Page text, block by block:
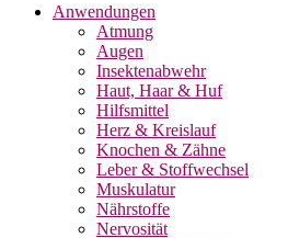
Anwendungen
Atmung
Augen
Insektenabwehr
Haut, Haar & Huf
Hilfsmittel
Herz & Kreislauf
Knochen & Zähne
Leber & Stoffwechsel
Muskulatur
Nährstoffe
Nervosität